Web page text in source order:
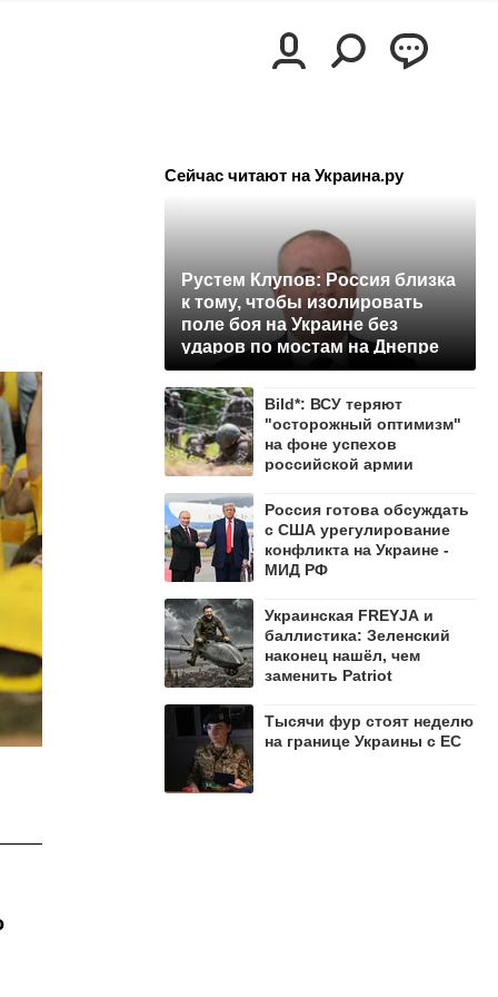
Сейчас читают на Украина.ру
Рустем Клупов: Россия близка
к тому, чтобы изолировать
поле боя на Украине без
ударов по мостам на Днепре
Bild*: ВСУ теряют
"осторожный оптимизм"
на фоне успехов
российской армии
Россия готова обсуждать
с США урегулирование
конфликта на Украине -
МИД РФ
Украинская FREYJA и
баллистика: Зеленский
наконец нашёл, чем
заменить Patriot
Тысячи фур стоят неделю
на границе Украины с ЕС